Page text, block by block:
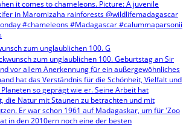
zum unglaublichen 100. G